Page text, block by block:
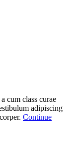
cum class curae
adipiscing
Continue